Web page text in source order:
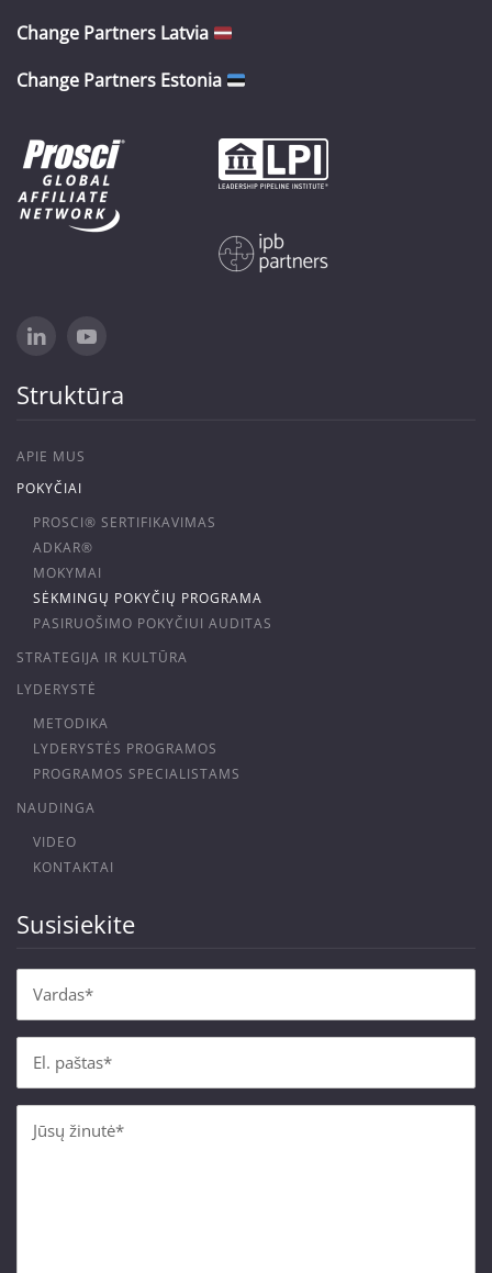
Change Partners Latvia
Change Partners Estonia
Struktūra
APIE MUS
POKYČIAI
PROSCI® SERTIFIKAVIMAS
ADKAR®
MOKYMAI
SĖKMINGŲ POKYČIŲ PROGRAMA
PASIRUOŠIMO POKYČIUI AUDITAS
STRATEGIJA IR KULTŪRA
LYDERYSTĖ
METODIKA
LYDERYSTĖS PROGRAMOS
PROGRAMOS SPECIALISTAMS
NAUDINGA
VIDEO
KONTAKTAI
Susisiekite